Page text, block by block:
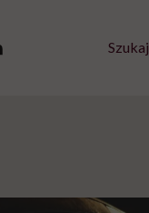
Szukaj